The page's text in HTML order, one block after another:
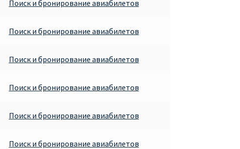
Поиск и бронирование авиабилетов
Поиск и бронирование авиабилетов
Поиск и бронирование авиабилетов
Поиск и бронирование авиабилетов
Поиск и бронирование авиабилетов
Поиск и бронирование авиабилетов